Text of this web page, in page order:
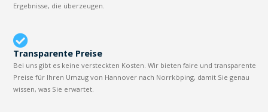
Ergebnisse, die überzeugen.
Transparente Preise
Bei uns gibt es keine versteckten Kosten. Wir bieten faire und transparente
Preise für Ihren Umzug von Hannover nach Norrköping, damit Sie genau
wissen, was Sie erwartet.